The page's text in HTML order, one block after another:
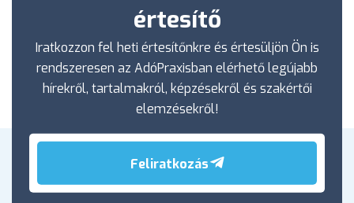
értesítő
Iratkozzon fel heti értesítőnkre és értesüljön Ön is
rendszeresen az AdóPraxisban elérhető legújabb
hírekről, tartalmakról, képzésekről és szakértői
elemzésekről!
Feliratkozás